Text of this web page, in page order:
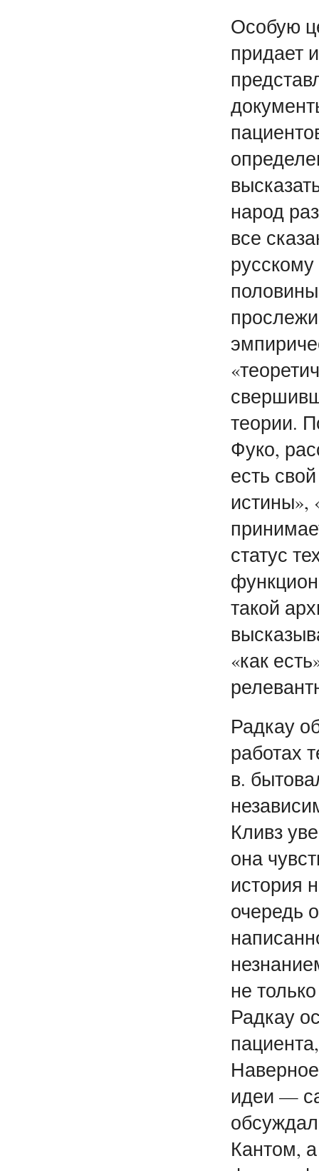
Особую
придает
народ
все
теории.
Фуко,
есть
истины»,
статус
такой
«как
Радкау
работах
в.
Кливз
она
история
очередь
не
Радкау
идеи —
Кантом,